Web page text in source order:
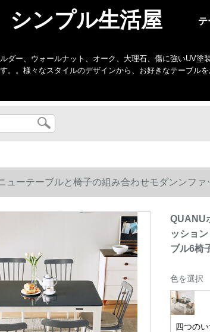
シンプル生活屋 テ
ダー、ウォールナット、オーク、大理石、傷に強いUV
。。様々なスタイルのデザインから、お好きなテーブルを
ューテーブルと椅子の組み合わせモダンンフ
QUANU
ッショ
ブル6椅
色を選択
四つの